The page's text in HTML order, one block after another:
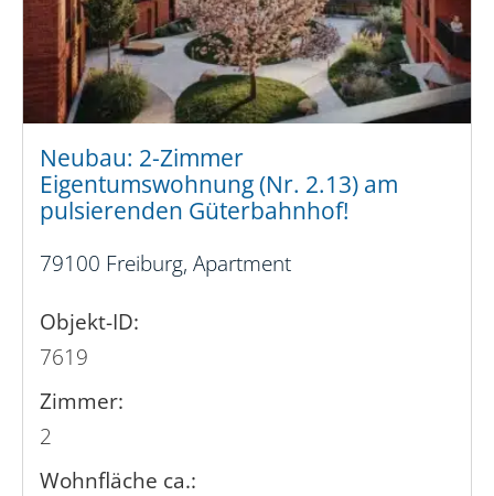
Neubau: 2-Zimmer
Eigentumswohnung (Nr. 2.13) am
pulsierenden Güterbahnhof!
79100 Freiburg, Apartment
Objekt-ID:
7619
Zimmer:
2
Wohnfläche ca.: